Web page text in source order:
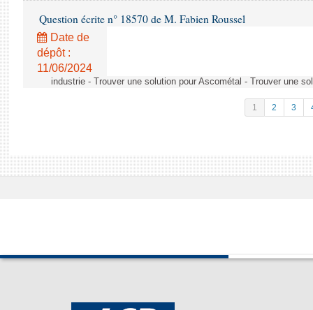
Question écrite n° 18570 de M. Fabien Roussel
Date de
dépôt :
11/06/2024
industrie - Trouver une solution pour Ascométal - Trouver une
1 2 3